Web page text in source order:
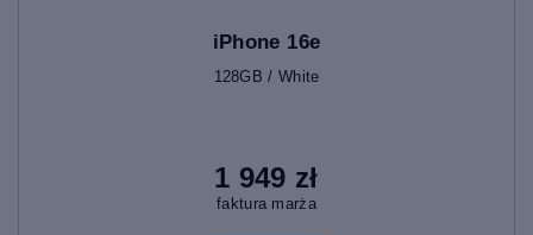
iPhone 16e
128GB / White
1 949 zł
faktura marża